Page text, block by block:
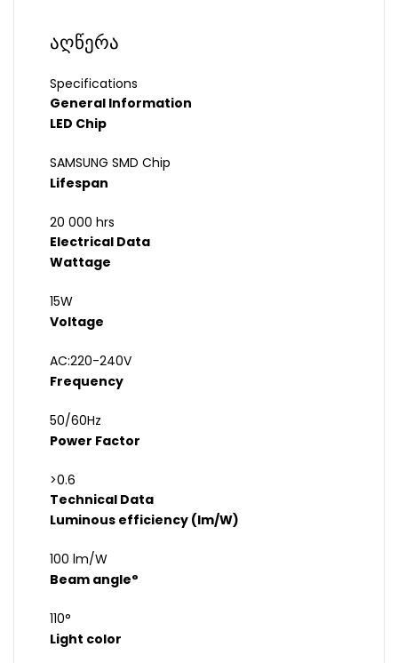
აღწერა
Specifications
General Information
LED Chip
SAMSUNG SMD Chip
Lifespan
20 000 hrs
Electrical Data
Wattage
15W
Voltage
AC:220-240V
Frequency
50/60Hz
Power Factor
>0.6
Technical Data
Luminous efficiency (lm/W)
100 lm/W
Beam angle°
110°
Light color